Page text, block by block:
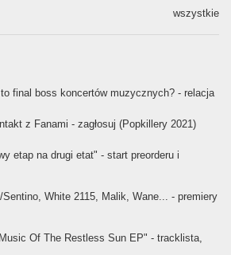
wszystkie
final boss koncertów muzycznych? - relacja
z Fanami - zagłosuj (Popkillery 2021)
etap na drugi etat" - start preorderu i
White 2115, Malik, Wane... - premiery
Of The Restless Sun EP" - tracklista,